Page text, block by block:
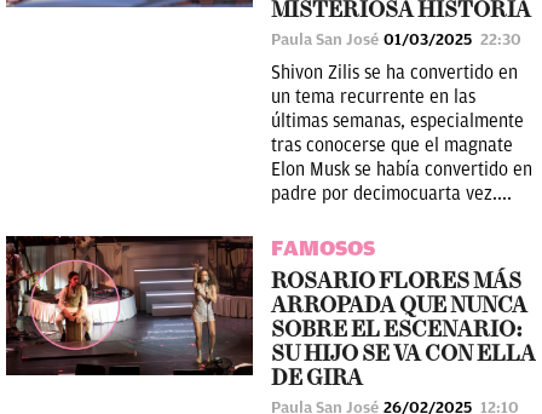
MISTERIOSA HISTORIA
Paula San José 01/03/2025 22:30
Shivon Zilis se ha convertido en
un tema recurrente en las
últimas semanas, especialmente
tras conocerse que el magnate
Elon Musk se había convertido en
padre por decimocuarta vez....
FAMOSOS
ROSARIO FLORES MÁS
ARROPADA QUE NUNCA
SOBRE EL ESCENARIO:
SU HIJO SE VA CON ELLA
DE GIRA
Paula San José 26/02/2025 12:10